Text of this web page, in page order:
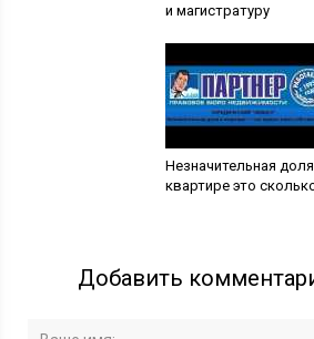
и магистратуру
Незначительная
квартире это
Добавить